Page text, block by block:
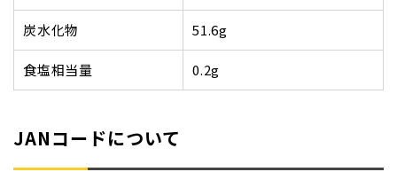
炭水化物 51.6g
食塩相当量 0.2g
JANコードについて